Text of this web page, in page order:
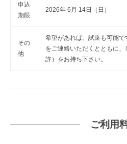
申込
期限
2026年 6月 14日（日）
その
他
希望があれば、試乗も可能
をご連絡いただくとともに
許）をお持ち下さい。
ご利用